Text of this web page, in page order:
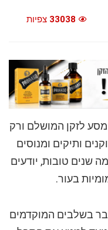
33038 צפיות
לזקן המושלם ורק
ותיקים ומנוסים
שנים טובות, יודעים
בעור.
בשלבים המוקדמים